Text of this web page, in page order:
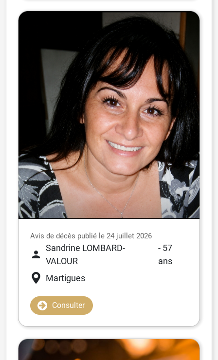
Avis de décès publié le 24 juillet 2026
Sandrine LOMBARD-
VALOUR
- 57
ans
Martigues
Consulter